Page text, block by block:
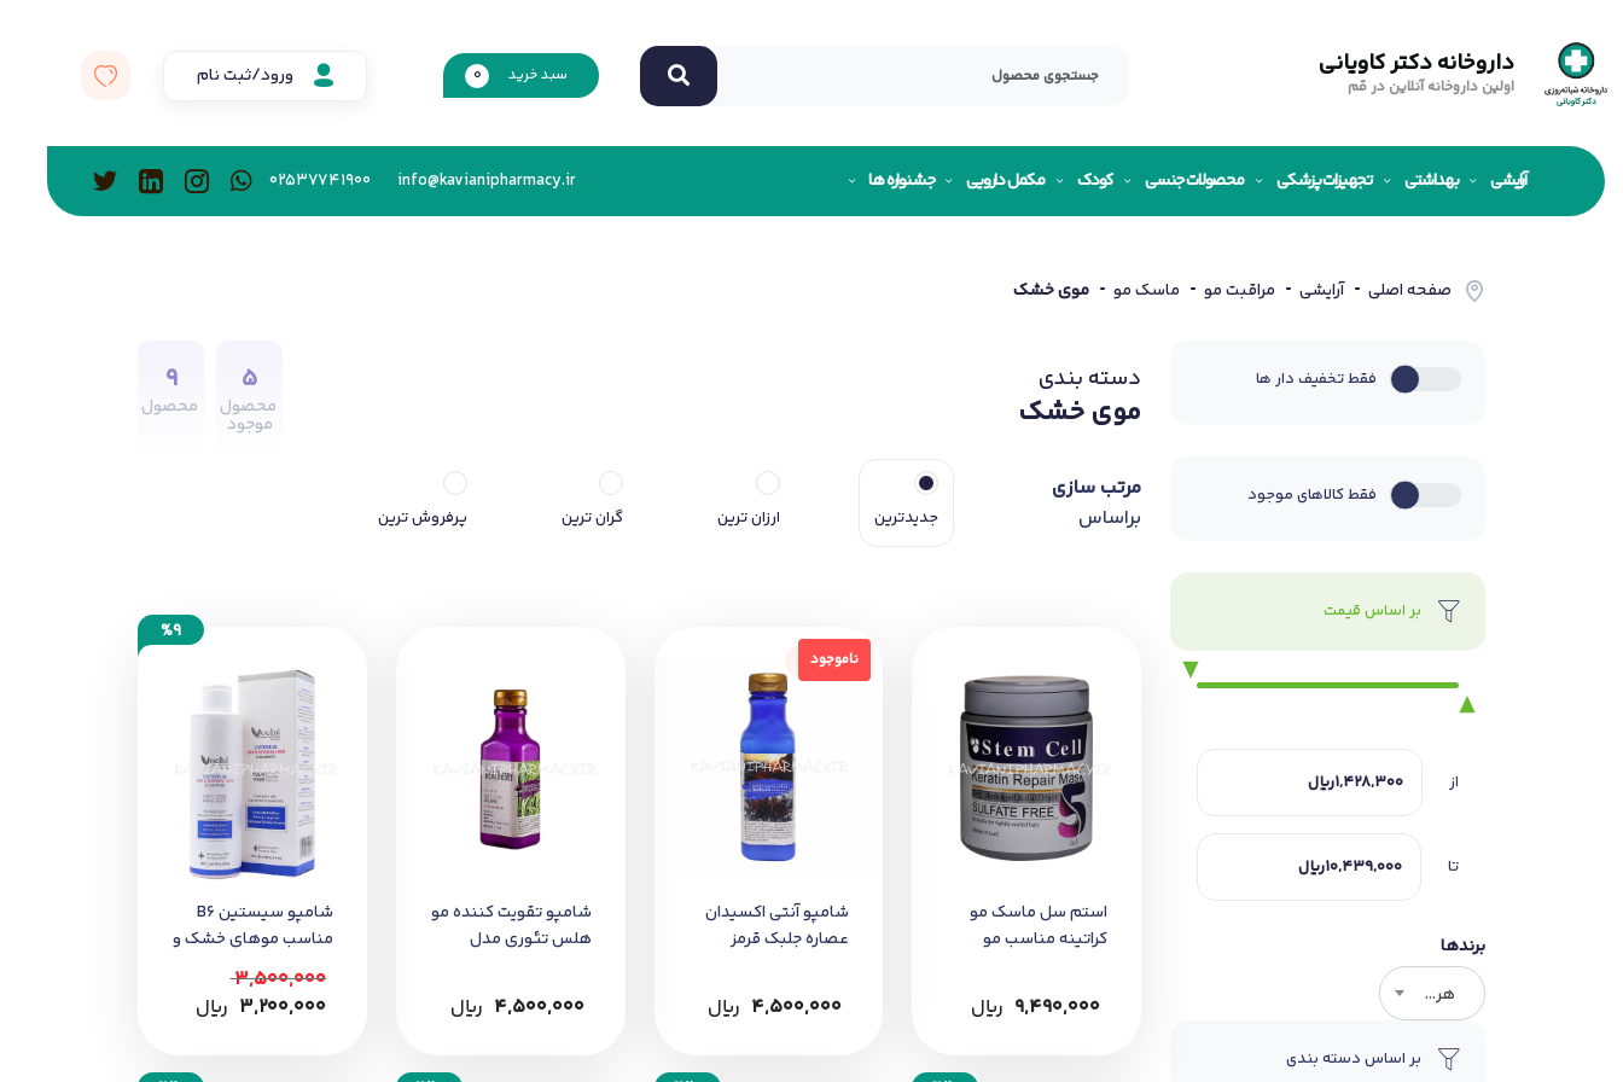
داروخانه دکتر کاویانی
اولین داروخانه آنلاین در قم
سبد خرید 0 ورود/ثبت نام
آرایشی بهداشتی تجهیزات پزشکی محصولات جنسی کودک مکمل دارویی جشنواره ها info@kavianipharmacy.ir
02537741900
صفحه اصلی آرایشی مراقبت مو ماسک مو موی خشک
فقط تخفیف دار ها
فقط کالاهای موجود
بر اساس قیمت
از
تا
برندها
هر برندی
بر اساس دسته بندی
دسته بندی
موی خشک
5
محصول
موجود
9
محصول
مرتب سازی
براساس
جدیدترین ارزان ترین گران ترین پرفروش ترین
استم سل ماسک مو
کراتینه مناسب مو
9,490,000 ﷼
ناموجود
ناموجود
شامپو آنتی اکسیدان
عصاره جلبک قرمز
4,500,000 ﷼
شامپو تقویت کننده مو
هلس تئوری مدل
4,500,000 ﷼
%9
شامپو سیستین B6
مناسب موهای خشک و
نرمال وچه 250 میل
3,500,000
3,200,000 ﷼